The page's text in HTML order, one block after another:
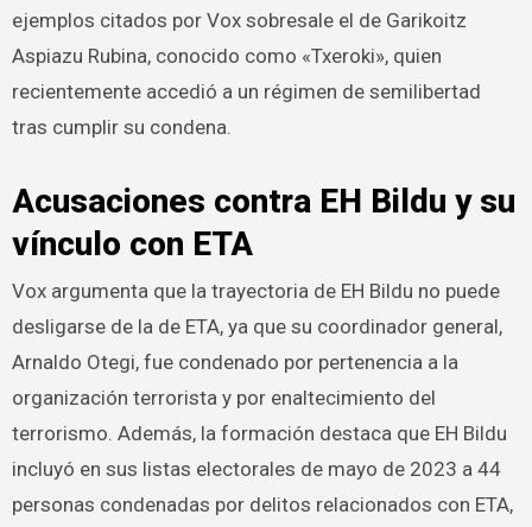
ejemplos citados por Vox sobresale el de Garikoitz
Aspiazu Rubina, conocido como «Txeroki», quien
recientemente accedió a un régimen de semilibertad
tras cumplir su condena.
Acusaciones contra EH Bildu y su
vínculo con ETA
Vox argumenta que la trayectoria de EH Bildu no puede
desligarse de la de ETA, ya que su coordinador general,
Arnaldo Otegi, fue condenado por pertenencia a la
organización terrorista y por enaltecimiento del
terrorismo. Además, la formación destaca que EH Bildu
incluyó en sus listas electorales de mayo de 2023 a 44
personas condenadas por delitos relacionados con ETA,